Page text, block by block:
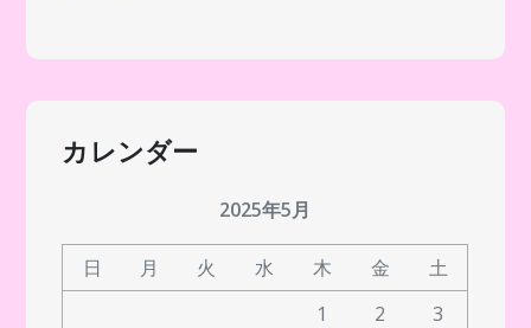
カレンダー
2025年5月
日 月 火 水 木 金
土
1
2
3